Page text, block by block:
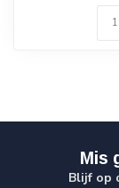
Mis
Blijf op